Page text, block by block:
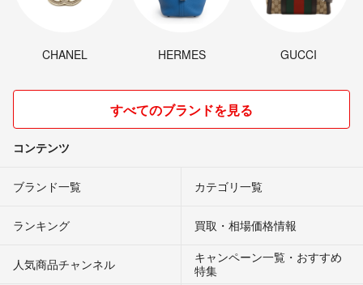
CHANEL HERMES GUCCI
すべてのブランドを見る
コンテンツ
ブランド一覧 カテゴリ一覧
ランキング 買取・相場価格情報
人気商品チャンネル
キャンペーン一覧・おすすめ
特集